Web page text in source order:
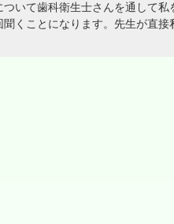
いて歯科衛生士さんを通して
くことになります。先生が直